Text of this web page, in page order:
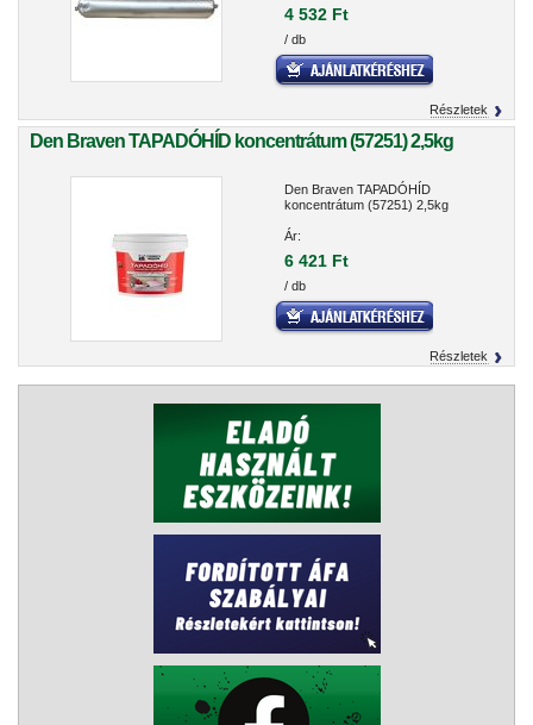
4 532 Ft
/ db
Részletek
Den Braven TAPADÓHÍD koncentrátum (57251) 2,5kg
Den Braven TAPADÓHÍD
koncentrátum (57251) 2,5kg
Ár:
6 421 Ft
/ db
Részletek